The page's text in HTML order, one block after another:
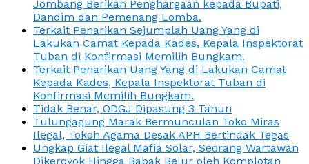
Jombang Berikan Penghargaan kepada Bupati,
Dandim dan Pemenang Lomba.
Terkait Penarikan Sejumplah Uang Yang di
Lakukan Camat Kepada Kades, Kepala Inspektorat
Tuban di Konfirmasi Memilih Bungkam.
Terkait Penarikan Uang Yang di Lakukan Camat
Kepada Kades, Kepala Inspektorat Tuban di
Konfirmasi Memilih Bungkam.
Tidak Benar, ODGJ Dipasung 3 Tahun
Tulungagung Marak Bermunculan Toko Miras
Ilegal, Tokoh Agama Desak APH Bertindak Tegas
Ungkap Giat Ilegal Mafia Solar, Seorang Wartawan
Dikeroyok Hingga Babak Belur oleh Komplotan